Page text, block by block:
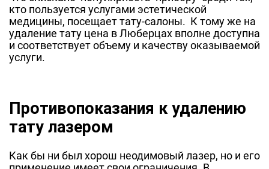
кто пользуется услугами эстетической
медицины, посещает тату-салоны. К тому же на
удаление тату цена в Люберцах вполне доступна
и соответствует объему и качеству оказываемой
услуги.
Противопоказания к удалению
тату лазером
Как бы ни был хорош неодимовый лазер, но и его